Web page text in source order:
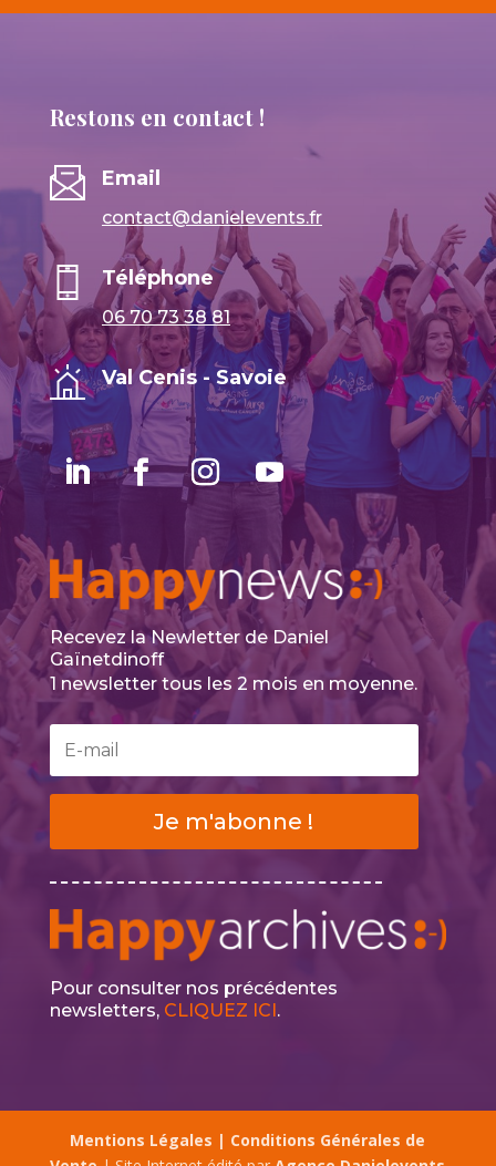
Restons en contact !
Email
contact@danielevents.fr
Téléphone
06 70 73 38 81
Val Cenis - Savoie
Recevez la Newletter de Daniel
Gaïnetdinoff
1 newsletter tous les 2 mois en moyenne.
Je m'abonne !
Pour consulter nos précédentes
newsletters, CLIQUEZ ICI.
Mentions Légales | Conditions Générales de